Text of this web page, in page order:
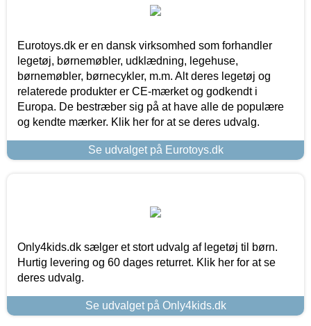
Eurotoys.dk er en dansk virksomhed som forhandler
legetøj, børnemøbler, udklædning, legehuse,
børnemøbler, børnecykler, m.m. Alt deres legetøj og
relaterede produkter er CE-mærket og godkendt i
Europa. De bestræber sig på at have alle de populære
og kendte mærker. Klik her for at se deres udvalg.
Se udvalget på Eurotoys.dk
Only4kids.dk sælger et stort udvalg af legetøj til børn.
Hurtig levering og 60 dages returret. Klik her for at se
deres udvalg.
Se udvalget på Only4kids.dk